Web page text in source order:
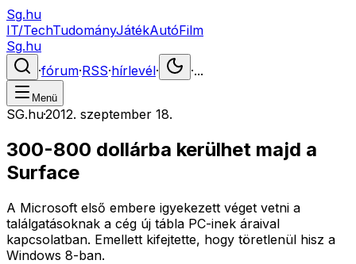
Sg.hu
IT/TechTudományJátékAutóFilm
Sg.hu
·fórum·RSS·hírlevél· ·...
Menü
SG.hu·2012. szeptember 18.
300-800 dollárba kerülhet majd a
Surface
A Microsoft első embere igyekezett véget vetni a
találgatásoknak a cég új tábla PC-inek áraival
kapcsolatban. Emellett kifejtette, hogy töretlenül hisz a
Windows 8-ban.